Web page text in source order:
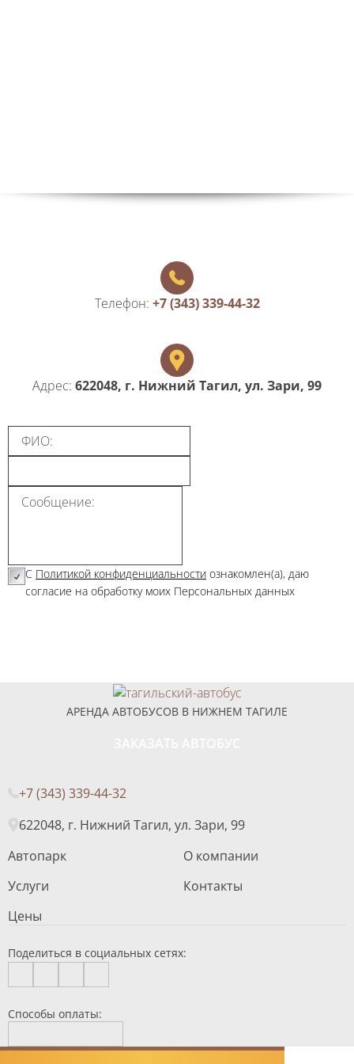
Телефон: +7 (343) 339-44-32
Адрес: 622048, г. Нижний Тагил, ул. Зари, 99
C Политикой конфиденциальности ознакомлен(а), даю
согласие на обработку моих Персональных данных
АРЕНДА АВТОБУСОВ В НИЖНЕМ ТАГИЛЕ
+7 (343) 339-44-32
622048, г. Нижний Тагил, ул. Зари, 99
Автопарк
Услуги
Цены
О компании
Контакты
Поделиться в социальных сетях:
Способы оплаты: